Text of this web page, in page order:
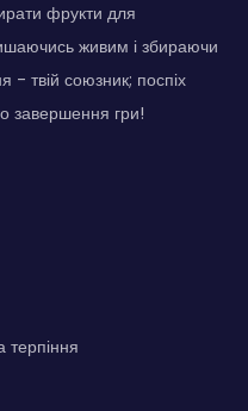
фрукти для
живим і збираючи
- твій союзник; поспіх
завершення гри!
терпіння